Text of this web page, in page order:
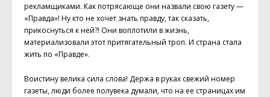
рекламщиками. Как потрясающе они назвали свою газету —
«Правда»! Ну кто не хочет знать правду, так сказать,
прикоснуться к ней?! Они воплотили в жизнь,
материализовали этот притягательный троп. И страна стала
жить по «Правде».
Воистину велика сила слова! Держа в руках свежий номер
газеты, люди более полувека думали, что на ее страницах им